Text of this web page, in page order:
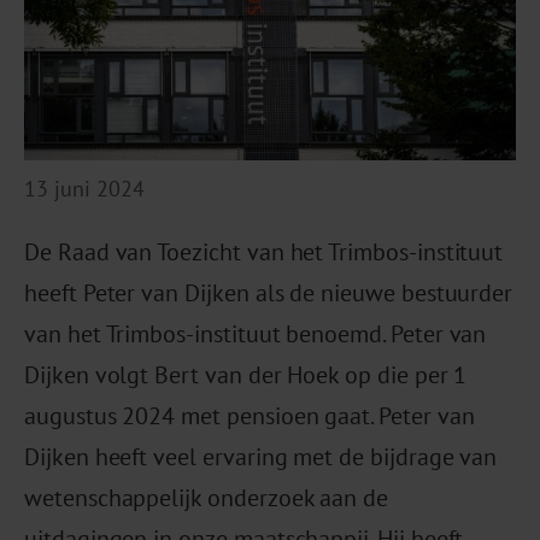
13 juni 2024
De Raad van Toezicht van het Trimbos-instituut
heeft Peter van Dijken als de nieuwe bestuurder
van het Trimbos-instituut benoemd. Peter van
Dijken volgt Bert van der Hoek op die per 1
augustus 2024 met pensioen gaat. Peter van
Dijken heeft veel ervaring met de bijdrage van
wetenschappelijk onderzoek aan de